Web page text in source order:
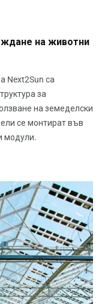
на животни
Next2Sun са
за
на земеделски
се монтират във
модули.